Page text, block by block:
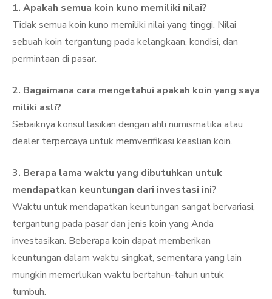
1. Apakah semua koin kuno memiliki nilai?
Tidak semua koin kuno memiliki nilai yang tinggi. Nilai
sebuah koin tergantung pada kelangkaan, kondisi, dan
permintaan di pasar.
2. Bagaimana cara mengetahui apakah koin yang saya
miliki asli?
Sebaiknya konsultasikan dengan ahli numismatika atau
dealer terpercaya untuk memverifikasi keaslian koin.
3. Berapa lama waktu yang dibutuhkan untuk
mendapatkan keuntungan dari investasi ini?
Waktu untuk mendapatkan keuntungan sangat bervariasi,
tergantung pada pasar dan jenis koin yang Anda
investasikan. Beberapa koin dapat memberikan
keuntungan dalam waktu singkat, sementara yang lain
mungkin memerlukan waktu bertahun-tahun untuk
tumbuh.